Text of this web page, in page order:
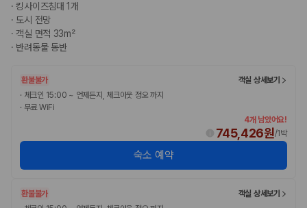
·킹사이즈침대 1개
· 도시 전망
·객실 면적 33m²
· 반려동물 동반
환불불가
객실 상세보기
· 체크인 15:00 ~ 언제든지, 체크아웃 정오 까지
· 무료 WiFi
4개 남았어요!
745,426원/1박
숙소 예약
환불불가
객실 상세보기